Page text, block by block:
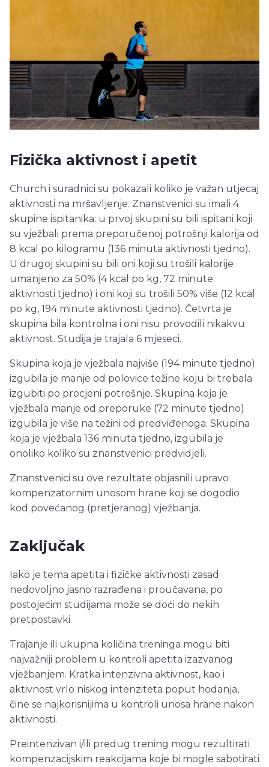
Fizička aktivnost i apetit
Church i suradnici su pokazali koliko je važan utjecaj
aktivnosti na mršavljenje. Znanstvenici su imali 4
skupine ispitanika: u prvoj skupini su bili ispitani koji
su vježbali prema preporučenoj potrošnji kalorija od
8 kcal po kilogramu (136 minuta aktivnosti tjedno).
U drugoj skupini su bili oni koji su trošili kalorije
umanjeno za 50% (4 kcal po kg, 72 minute
aktivnosti tjedno) i oni koji su trošili 50% više (12 kcal
po kg, 194 minute aktivnosti tjedno). Četvrta je
skupina bila kontrolna i oni nisu provodili nikakvu
aktivnost. Studija je trajala 6 mjeseci.
Skupina koja je vježbala najviše (194 minute tjedno)
izgubila je manje od polovice težine koju bi trebala
izgubiti po procjeni potrošnje. Skupina koja je
vježbala manje od preporuke (72 minute tjedno)
izgubila je više na težini od predviđenoga. Skupina
koja je vježbala 136 minuta tjedno, izgubila je
onoliko koliko su znanstvenici predvidjeli.
Znanstvenici su ove rezultate objasnili upravo
kompenzatornim unosom hrane koji se dogodio
kod povećanog (pretjeranog) vježbanja.
Zaključak
Iako je tema apetita i fizičke aktivnosti zasad
nedovoljno jasno razrađena i proučavana, po
postojećim studijama može se doći do nekih
pretpostavki.
Trajanje ili ukupna količina treninga mogu biti
najvažniji problem u kontroli apetita izazvanog
vježbanjem. Kratka intenzivna aktivnost, kao i
aktivnost vrlo niskog intenziteta poput hodanja,
čine se najkorisnijima u kontroli unosa hrane nakon
aktivnosti.
Preintenzivan i/ili predug trening mogu rezultirati
kompenzacijskim reakcijama koje bi mogle sabotirati